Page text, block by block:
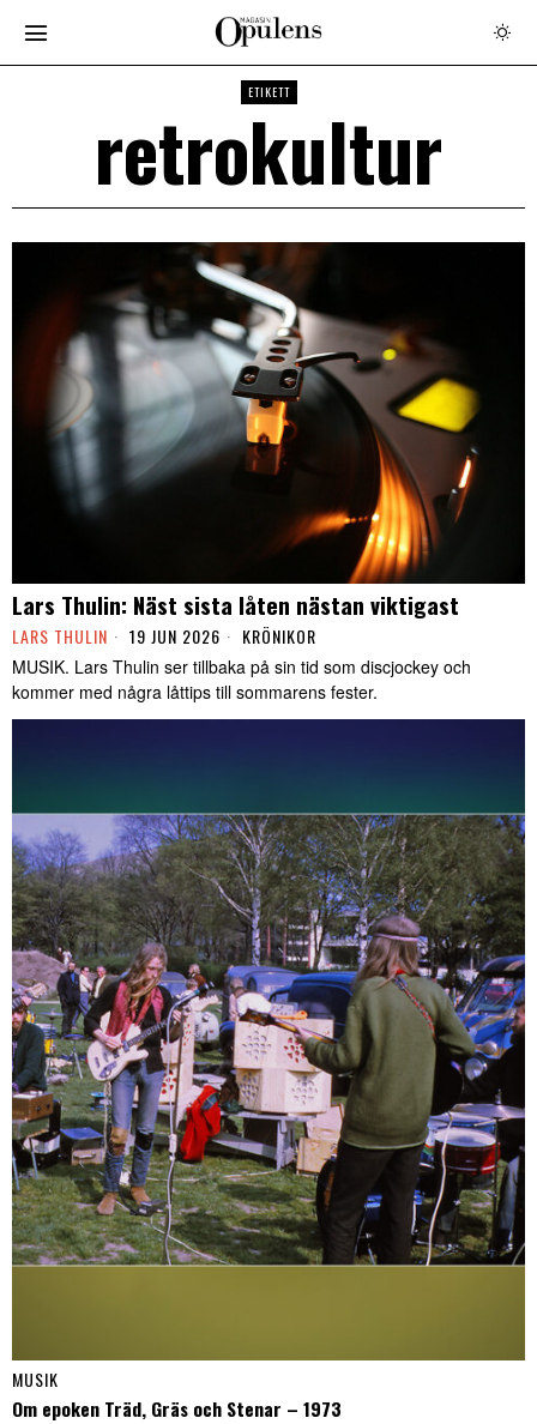
ETIKETT
retrokultur
Lars Thulin: Näst sista låten nästan viktigast
LARS THULIN 19 JUN 2026 KRÖNIKOR
MUSIK. Lars Thulin ser tillbaka på sin tid som discjockey och
kommer med några låttips till sommarens fester.
MUSIK
Om epoken Träd, Gräs och Stenar – 1973